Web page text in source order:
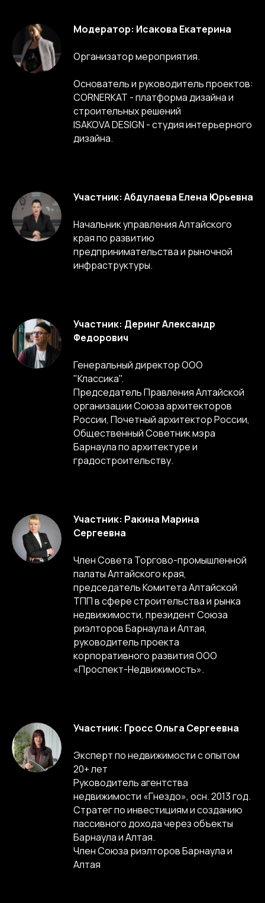
Модератор: Исакова Екатерина
Организатор мероприятия.
Основатель и руководитель проектов:
CORNERKAT - платформа дизайна и
строительных решений
ISAKOVA DESIGN - студия интерьерного
дизайна.
Участник: Абдулаева Елена Юрьевна
Начальник управления Алтайского
края по развитию
предпринимательства и рыночной
инфраструктуры.
Участник: Деринг Александр
Федорович
Генеральный директор ООО
"Классика".
Председатель Правления Алтайской
организации Союза архитекторов
России, Почетный архитектор России,
Общественный Советник мэра
Барнаула по архитектуре и
градостроительству.
Участник: Ракина Марина
Сергеевна
Член Совета Торгово-промышленной
палаты Алтайского края,
председатель Комитета Алтайской
ТПП в сфере строительства и рынка
недвижимости, президент Союза
риэлторов Барнаула и Алтая,
руководитель проекта
корпоративного развития ООО
«Проспект-Недвижимость».
Участник: Гросс Ольга Сергеевна
Эксперт по недвижимости с опытом
20+ лет
Руководитель агентства
недвижимости «Гнездо», осн. 2013 год.
Стратег по инвестициям и созданию
пассивного дохода через объекты
Барнаула и Алтая.
Член Союза риэлторов Барнаула и
Алтая